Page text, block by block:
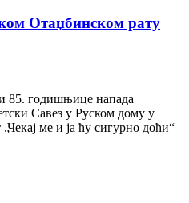
Отаџбинском рату
85. годишњице напада
Савез у Руском дому у
ме и ја ћу сигурно доћи“